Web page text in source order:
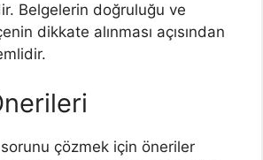
Belgelerin doğruluğu ve
dikkate alınması açısından
çözmek için öneriler